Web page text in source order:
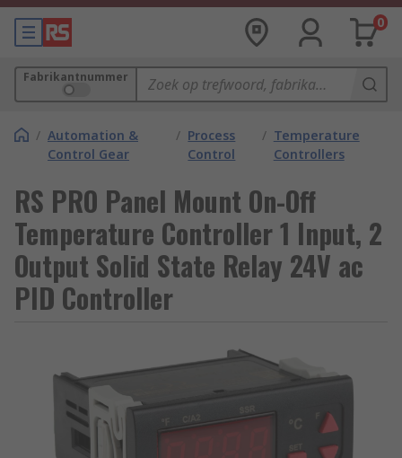
0
Fabrikantnummer
/ Automation &
Control Gear
/ Process
Control
/ Temperature
Controllers
RS PRO Panel Mount On-Off
Temperature Controller 1 Input, 2
Output Solid State Relay 24V ac
PID Controller